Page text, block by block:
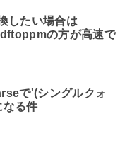
したい場合は
の方が高速で
で'(シングルクォ
なる件